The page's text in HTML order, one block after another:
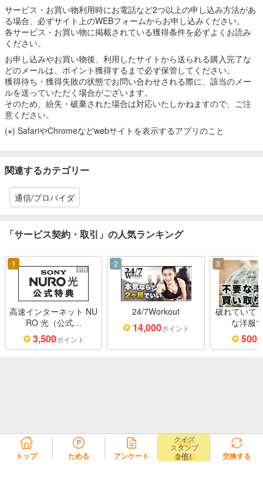
サービス・お買い物利用時にお電話など2つ以上の申し込み方法があ
る場合、必ずサイト上のWEBフォームからお申し込みください。
各サービス・お買い物に掲載されている獲得条件を必ずよくお読み
ください。
お申し込みやお買い物後、利用したサイトから送られる購入完了な
どのメールは、ポイント獲得するまで必ず保管してください。
獲得待ち・獲得失敗の状態でお問い合わせされる際に、該当のメー
ルを送っていただく場合がございます。
そのため、紛失・破棄された場合は対応いたしかねますので、ご注
意ください。
(※) SafariやChromeなどwebサイトを表示するアプリのこと
関連するカテゴリー
通信/プロバイダ
「サービス契約・取引」の人気ランキング
1
高速インターネット NU
RO 光（公式…
3,500ポイント
2
24/7Workout
14,000ポイント
3
破れていて
な洋服
500
トップ ためる アンケート あそぶ
クイズ
スタンプ
2倍! 交換する